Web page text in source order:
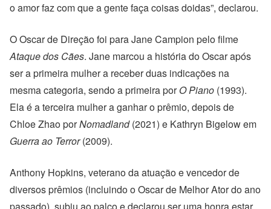
o amor faz com que a gente faça coisas doidas”, declarou.
O Oscar de Direção foi para Jane Campion pelo filme
Ataque dos Cães. Jane marcou a história do Oscar após
ser a primeira mulher a receber duas indicações na
mesma categoria, sendo a primeira porO Piano (1993).
Ela é a terceira mulher a ganhar o prêmio, depois de
Chloe Zhao porNomadland(2021) e Kathryn Bigelow em
Guerra ao Terror(2009).
Anthony Hopkins, veterano da atuação e vencedor de
diversos prêmios (incluindo o Oscar de Melhor Ator do ano